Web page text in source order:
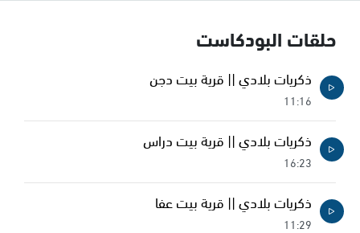
حلقات البودكاست
ذكريات بلادي || قرية بيت دجن
11:16
ذكريات بلادي || قرية بيت دراس
16:23
ذكريات بلادي || قرية بيت عفا
11:29